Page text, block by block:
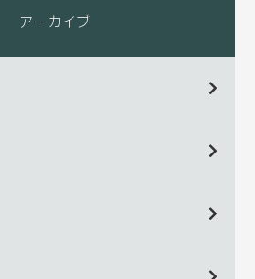
アーカイブ